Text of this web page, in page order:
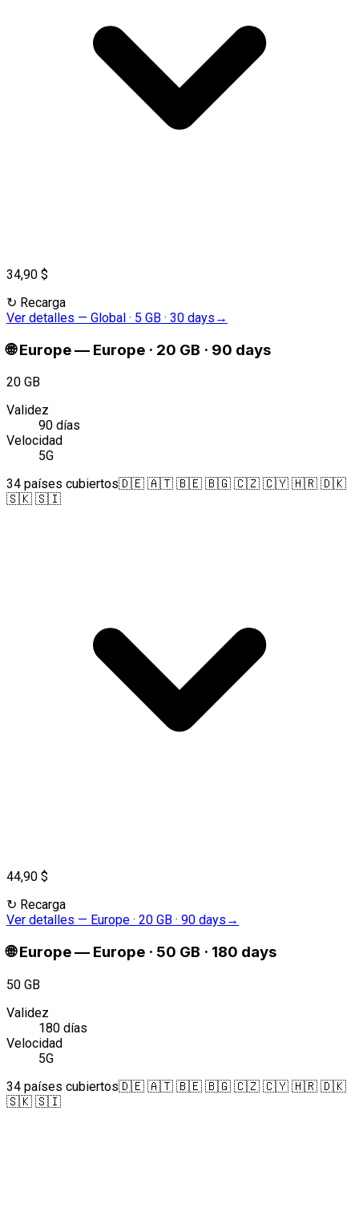
34,90 $
↻ Recarga
Ver detalles — Global · 5 GB · 30 days →
🌐 Europe— Europe · 20 GB · 90 days
20 GB
Validez
90 días
Velocidad
5G
34 países cubiertos🇩🇪 🇦🇹 🇧🇪 🇧🇬 🇨🇿 🇨🇾 🇭🇷 🇩🇰
🇸🇰 🇸🇮
44,90 $
↻ Recarga
Ver detalles — Europe · 20 GB · 90 days →
🌐 Europe— Europe · 50 GB · 180 days
50 GB
Validez
180 días
Velocidad
5G
34 países cubiertos🇩🇪 🇦🇹 🇧🇪 🇧🇬 🇨🇿 🇨🇾 🇭🇷 🇩🇰
🇸🇰 🇸🇮